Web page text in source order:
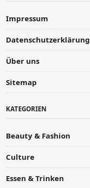
Impressum
Datenschutzerklärung
Über uns
Sitemap
KATEGORIEN
Beauty & Fashion
Culture
Essen & Trinken